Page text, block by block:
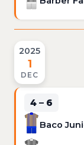
2025
1
DEC
4 – 6
Baco